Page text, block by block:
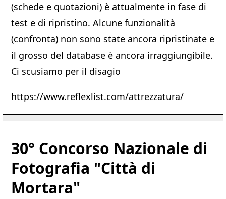
(schede e quotazioni) è attualmente in fase di
test e di ripristino. Alcune funzionalità
(confronta) non sono state ancora ripristinate e
il grosso del database è ancora irraggiungibile.
Ci scusiamo per il disagio
https://www.reflexlist.com/attrezzatura/
30° Concorso Nazionale di
Fotografia "Città di
Mortara"